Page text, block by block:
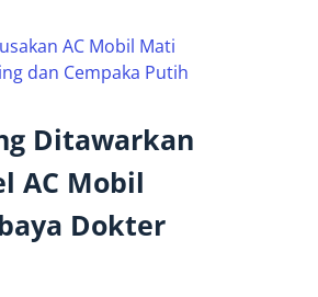
AC Mobil Mati
dan Cempaka Putih
Ditawarkan
AC Mobil
Dokter